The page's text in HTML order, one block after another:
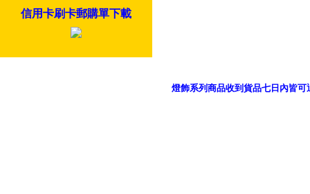
信用卡刷卡郵購單下載
燈飾系列商品收到貨品七日內皆